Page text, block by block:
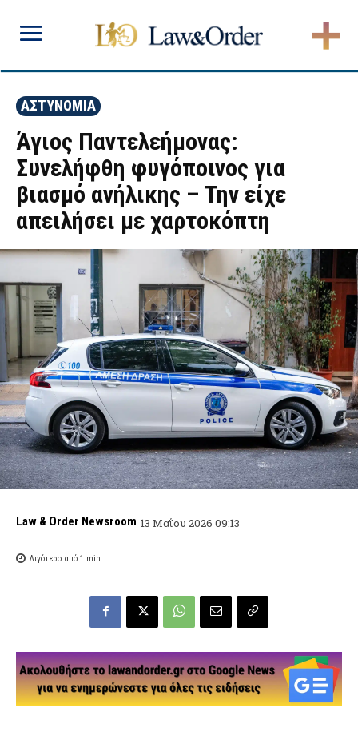
ΑΣΤΥΝΟΜΙΑ
Άγιος Παντελεήμονας:
Συνελήφθη φυγόποινος για
βιασμό ανήλικης – Την είχε
απειλήσει με χαρτοκόπτη
Law & Order Newsroom 13 Μαΐου 2026 09:13
Λιγότερο από 1 min.